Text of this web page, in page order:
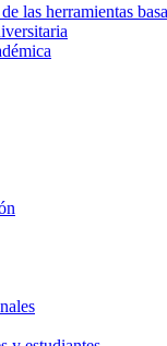
las herramientas